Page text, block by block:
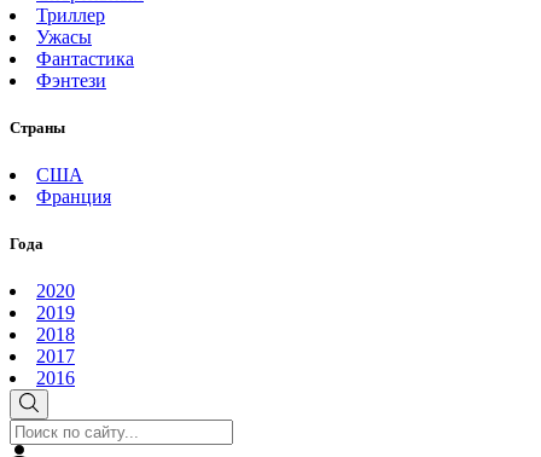
Триллер
Ужасы
Фантастика
Фэнтези
Страны
США
Франция
Года
2020
2019
2018
2017
2016